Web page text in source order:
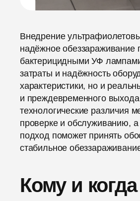
Внедрение
надёжное
бактерицидными УФ
затраты и надёжность
характеристики, но и
и преждевременного
технологические различия
проверке и обслуживанию,
подход поможет принять
стабильное
Кому и